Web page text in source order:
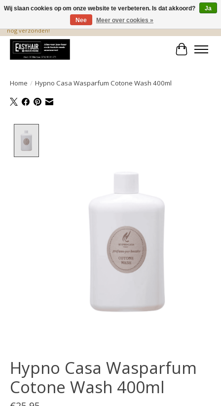
De beste produkten staan hier! Voor 15.00 uur besteld, wordt dezelfde dag
nog verzonden!
Home / Hypno Casa Wasparfum Cotone Wash 400ml
Hypno Casa Wasparfum
Cotone Wash 400ml
Wij slaan cookies op om onze website te verbeteren. Is dat akkoord?
Ja
Nee
Meer over cookies »